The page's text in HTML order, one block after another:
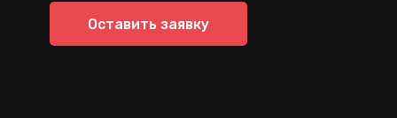
Оставить заявку